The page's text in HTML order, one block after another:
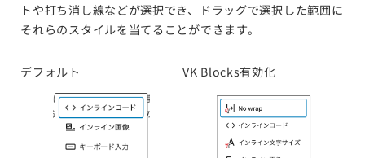
トや打ち消し線などが選択でき、ドラッグで選択した範囲に
それらのスタイルを当てることができます。
デフォルト VK Blocks有効化